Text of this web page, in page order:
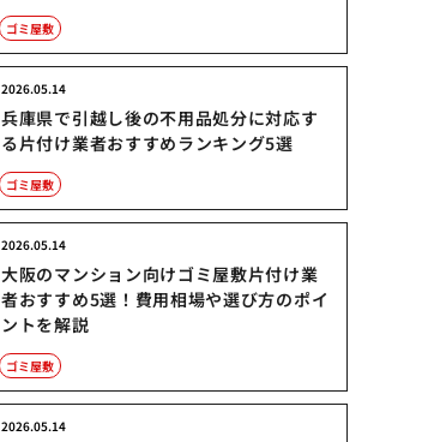
ゴミ屋敷
兵庫県で引越し後の不用品処分に対応す
る片付け業者おすすめランキング5選
2026.05.14
ゴミ屋敷
大阪のマンション向けゴミ屋敷片付け業
者おすすめ5選！費用相場や選び方のポイ
ントを解説
2026.05.14
ゴミ屋敷
2026.05.14